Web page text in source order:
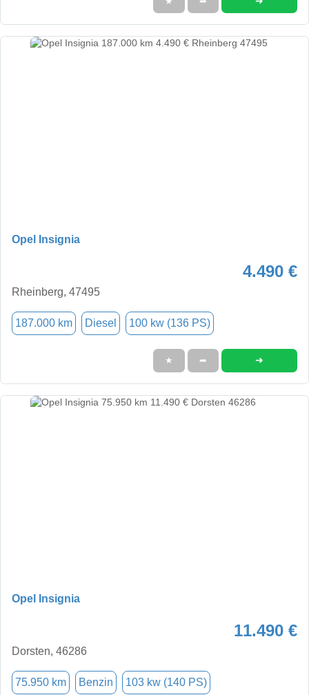
Opel Insignia
4.490 €
Rheinberg, 47495
187.000 km Diesel 100 kw (136 PS)
★ ➦ ➜
Opel Insignia
11.490 €
Dorsten, 46286
75.950 km Benzin 103 kw (140 PS)